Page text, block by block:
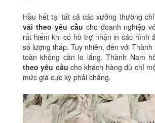
Hầu hết tại tất cả các xưởng thường
vải theo yêu cầu cho doanh nghiệp
rất hiếm khi có hỗ trợ nhận in các hình
số lượng thấp. Tuy nhiên, đến với Thành
toàn không cần lo lắng. Thành Nam
theo yêu cầu cho khách hàng dù chỉ
mức giá cực kỳ phải chăng.